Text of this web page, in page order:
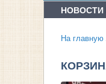
НОВОСТИ
На главную